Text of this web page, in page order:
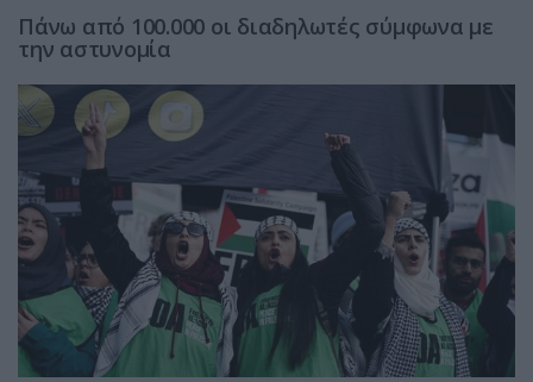
Πάνω από 100.000 οι διαδηλωτές σύμφωνα με
την αστυνομία